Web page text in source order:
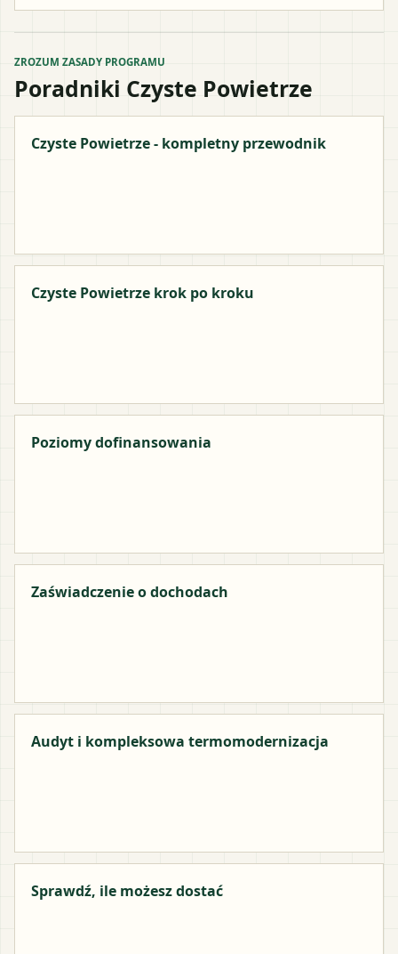
ZROZUM ZASADY PROGRAMU
Poradniki Czyste Powietrze
Czyste Powietrze - kompletny przewodnik
Czyste Powietrze krok po kroku
Poziomy dofinansowania
Zaświadczenie o dochodach
Audyt i kompleksowa termomodernizacja
Sprawdź, ile możesz dostać